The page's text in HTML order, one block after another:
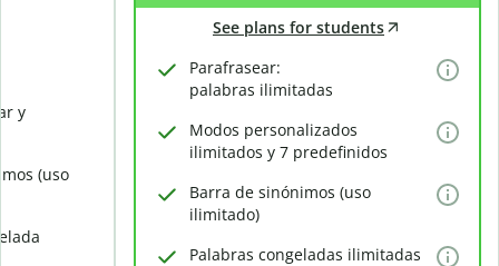
y
(uso
See plans for students
Parafrasear:
palabras ilimitadas
Modos personalizados
ilimitados y 7 predefinidos
Barra de sinónimos (uso
ilimitado)
Palabras congeladas ilimitadas